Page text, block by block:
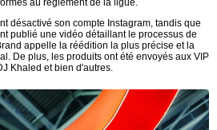
désactivé son compte Instagram, tandis que
publié une vidéo détaillant le processus de
appelle la réédition la plus précise et la
De plus, les produits ont été envoyés aux VIP
Khaled et bien d'autres.